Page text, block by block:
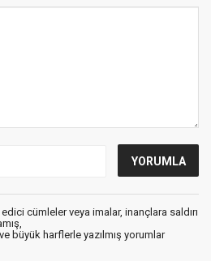
cümleler veya imalar, inançlara saldırı
büyük harflerle yazılmış yorumlar